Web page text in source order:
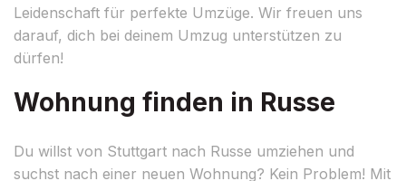
Leidenschaft für perfekte Umzüge. Wir freuen uns
darauf, dich bei deinem Umzug unterstützen zu
dürfen!
Wohnung finden in Russe
Du willst von Stuttgart nach Russe umziehen und
suchst nach einer neuen Wohnung? Kein Problem! Mit